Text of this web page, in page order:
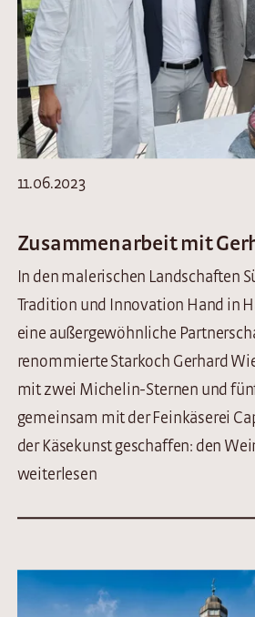
11.06.2023
Zusammenarbeit mit
In den malerischen Landschaften
Tradition und Innovation Hand in
eine außergewöhnliche
renommierte Starkoch Gerhard
mit zwei Michelin-Sternen und
gemeinsam mit der Feinkäserei
der Käsekunst geschaffen: den
weiterlesen